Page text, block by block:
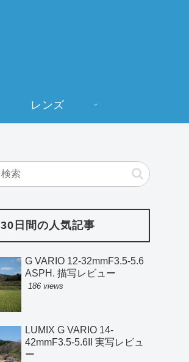
レンズ
30日間の人気記事
G VARIO 12-32mmF3.5-5.6
ASPH. 描写レビュー
186 views
LUMIX G VARIO 14-
42mmF3.5-5.6II 実写レビュ
ー